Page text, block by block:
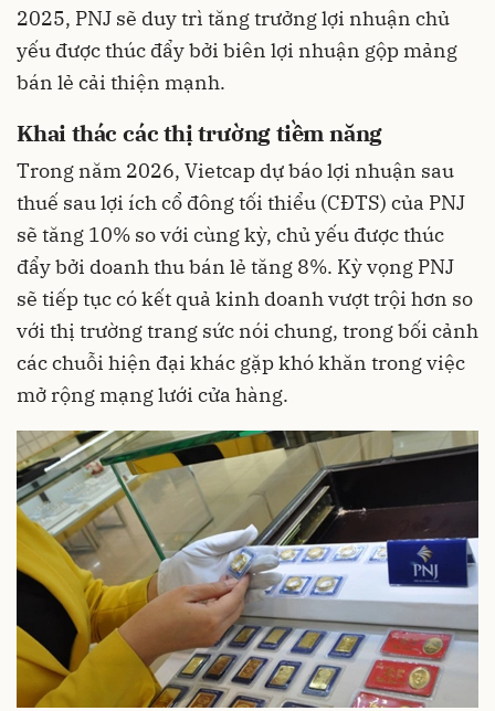
2025, PNJ sẽ duy trì tăng trưởng lợi nhuận chủ
yếu được thúc đẩy bởi biên lợi nhuận gộp mảng
bán lẻ cải thiện mạnh.
Khai thác các thị trường tiềm năng
Trong năm 2026, Vietcap dự báo lợi nhuận sau
thuế sau lợi ích cổ đông tối thiểu (CĐTS) của PNJ
sẽ tăng 10% so với cùng kỳ, chủ yếu được thúc
đẩy bởi doanh thu bán lẻ tăng 8%. Kỳ vọng PNJ
sẽ tiếp tục có kết quả kinh doanh vượt trội hơn so
với thị trường trang sức nói chung, trong bối cảnh
các chuỗi hiện đại khác gặp khó khăn trong việc
mở rộng mạng lưới cửa hàng.